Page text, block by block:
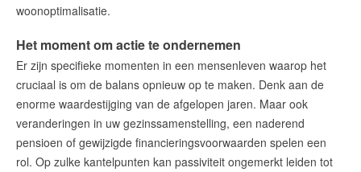
woonoptimalisatie.
Het moment om actie te ondernemen
Er zijn specifieke momenten in een mensenleven waarop het
cruciaal is om de balans opnieuw op te maken. Denk aan de
enorme waardestijging van de afgelopen jaren. Maar ook
veranderingen in uw gezinssamenstelling, een naderend
pensioen of gewijzigde financieringsvoorwaarden spelen een
rol. Op zulke kantelpunten kan passiviteit ongemerkt leiden tot